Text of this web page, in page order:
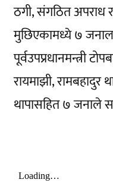
ठगी, संगठित अपराध
मुछिएकामध्ये ७
पूर्वउपप्रधानमन्त्री
रायमाझी, रामबहादुर
थापासहित ७ जनाले